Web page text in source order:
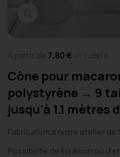
7,80€
Cône pour
polystyrène → 9
jusqu’à 1.1 mètres
Fabrication à notre atelier de
Possibilité de livraison ou